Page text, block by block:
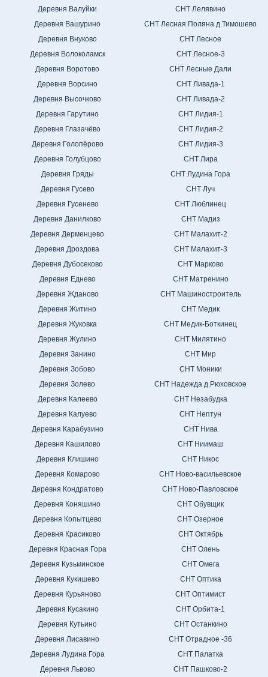
Деревня Валуйки
Деревня Вашурино
Деревня Внуково
Деревня Волоколамск
Деревня Воротово
Деревня Ворсино
Деревня Высочково
Деревня Гарутино
Деревня Глазачёво
Деревня Голопёрово
Деревня Голубцово
Деревня Гряды
Деревня Гусево
Деревня Гусенево
Деревня Данилково
Деревня Дерменцево
Деревня Дроздова
Деревня Дубосеково
Деревня Еднево
Деревня Жданово
Деревня Житино
Деревня Жуковка
Деревня Жулино
Деревня Занино
Деревня Зобово
Деревня Золево
Деревня Калеево
Деревня Калуево
Деревня Карабузино
Деревня Кашилово
Деревня Клишино
Деревня Комарово
Деревня Кондратово
Деревня Коняшино
Деревня Копытцево
Деревня Красиково
Деревня Красная Гора
Деревня Кузьминское
Деревня Кукишево
Деревня Курьяново
Деревня Кусакино
Деревня Кутьино
Деревня Лисавино
Деревня Лудина Гора
Деревня Львово
СНТ Лелявино
СНТ Лесная Поляна д.Тимошево
СНТ Лесное
СНТ Лесное-3
СНТ Лесные Дали
СНТ Ливада-1
СНТ Ливада-2
СНТ Лидия-1
СНТ Лидия-2
СНТ Лидия-3
СНТ Лира
СНТ Лудина Гора
СНТ Луч
СНТ Люблинец
СНТ Мадиз
СНТ Малахит-2
СНТ Малахит-3
СНТ Марково
СНТ Матренино
СНТ Машиностроитель
СНТ Медик
СНТ Медик-Боткинец
СНТ Милятино
СНТ Мир
СНТ Моники
СНТ Надежда д.Рюховское
СНТ Незабудка
СНТ Нептун
СНТ Нива
СНТ Ниимаш
СНТ Никос
СНТ Ново-васильевское
СНТ Ново-Павловское
СНТ Обувщик
СНТ Озерное
СНТ Октябрь
СНТ Олень
СНТ Омега
СНТ Оптика
СНТ Оптимист
СНТ Орбита-1
СНТ Останкино
СНТ Отрадное -36
СНТ Палатка
СНТ Пашково-2